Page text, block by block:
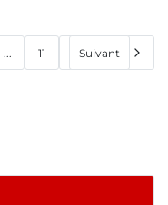
... 11 Suivant